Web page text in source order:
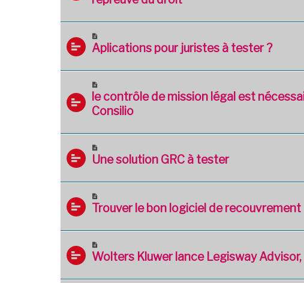
Aplications pour juristes à tester ?
le contrôle de mission légal est
Consilio
Une solution GRC à tester
Trouver le bon logiciel de recouvrement
Wolters Kluwer lance Legisway Advisor,